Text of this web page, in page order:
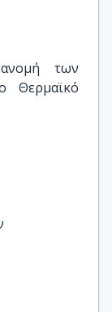
των
Θερμαϊκό